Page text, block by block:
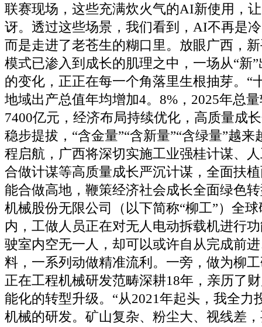
联赛现场，这些充满炊火气的AI新使用，
讶。透过这些场景，我们看到，AI不再是
而是走进了老苍生的糊口里。放眼广西，
模式已渗入到成长的肌理之中，一场从“新
的变化，正正在每一个角落里生根抽芽。“
地域出产总值年均增加4。8%，2025年总
7400亿元，经济布局持续优化，高质量成
稳步提拔，“含金量”“含新量”“含绿量”越来
程启航，广西将深切实施工业强桂计谋、
合做计谋等高质量成长严沉计谋，全面扶
能合做高地，鞭策经济社会成长全面绿色
机械股份无限公司（以下简称“柳工”）全
内，工做人员正在对无人电动拆载机进行
驶室内空无一人，却可以或许自从完成前
料，一系列动做精准流利。一旁，做为柳
正在工程机械研发范畴深耕18年，亲历了
能化的转型升级。“从2021年起头，我全力
机械的研发。矿山复杂、粉尘大、视线差